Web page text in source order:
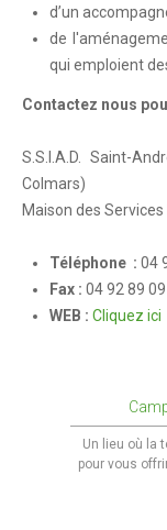
Les services
Associations
Accès rapide
Nuisances
d’un
de
qui emploient
Contactez nous
S.S.I.A.D. Saint-
Colmars)
Maison des
Téléphone : 04
Fax : 04 92 89
WEB : Cliquez ici
Un lieu où la
pour vous